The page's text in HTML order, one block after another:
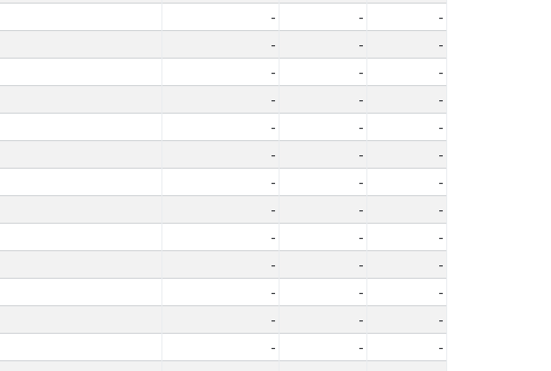
- -
-
- -
-
- -
-
- -
-
- -
-
- -
-
- -
-
- -
-
- -
-
- -
-
- -
-
- -
-
- -
-